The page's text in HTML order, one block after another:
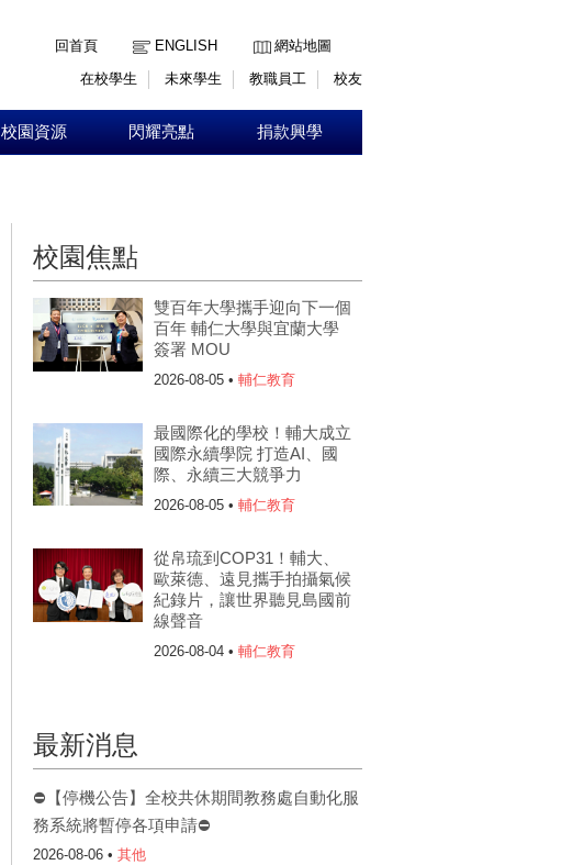
回首頁
ENGLISH
網站地圖
在校學生
未來學生 教職員工 校友
校園資源 閃耀亮點 捐款興學
校園焦點
雙百年大學攜手迎向下一個
百年 輔仁大學與宜蘭大學
簽署 MOU
2026-08-05 • 輔仁教育
最國際化的學校！輔大成立
國際永續學院 打造AI、國
際、永續三大競爭力
2026-08-05 • 輔仁教育
從帛琉到COP31！輔大、
歐萊德、遠見攜手拍攝氣候
紀錄片，讓世界聽見島國前
線聲音
2026-08-04 • 輔仁教育
最新消息
⛔【停機公告】全校共休期間教務處自動化服
務系統將暫停各項申請⛔
2026-08-06 • 其他